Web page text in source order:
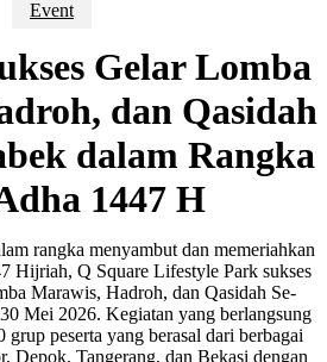
Event
Gelar Lomba
dan Qasidah
dalam Rangka
1447 H
rangka menyambut dan memeriahkan
Hijriah, Q Square Lifestyle Park sukses
Marawis, Hadroh, dan Qasidah Se-
Mei 2026. Kegiatan yang berlangsung
peserta yang berasal dari berbagai
Depok, Tangerang, dan Bekasi dengan